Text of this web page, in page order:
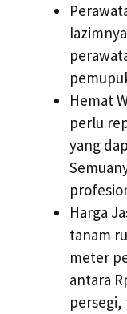
Hemat
perlu
yang
Harga
tanam
meter
antara